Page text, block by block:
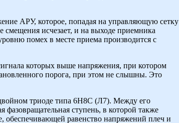
АРУ, которое, попадая на управляющую сетку
смещения исчезает, и на выходе приемника
помех в месте приема производится с
которых выше напряжения, при котором
порога, при этом не слышны. Это
триоде типа 6Н8С (Л7). Между его
фазовращательная ступень, в которой также
равенство напряжений плеч и